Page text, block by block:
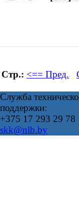
Стр.: <== Пред.
Служба
поддержки:
+375 17 293 29 78
skk@nlb.by